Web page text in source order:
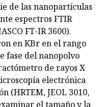
de las nanopartículas
espectros FTIR
FT-IR 3600).
en KBr en el rango
fase del nanopolvo
de rayos X
electrónica
(HRTEM, JEOL 3010,
el tamaño y la